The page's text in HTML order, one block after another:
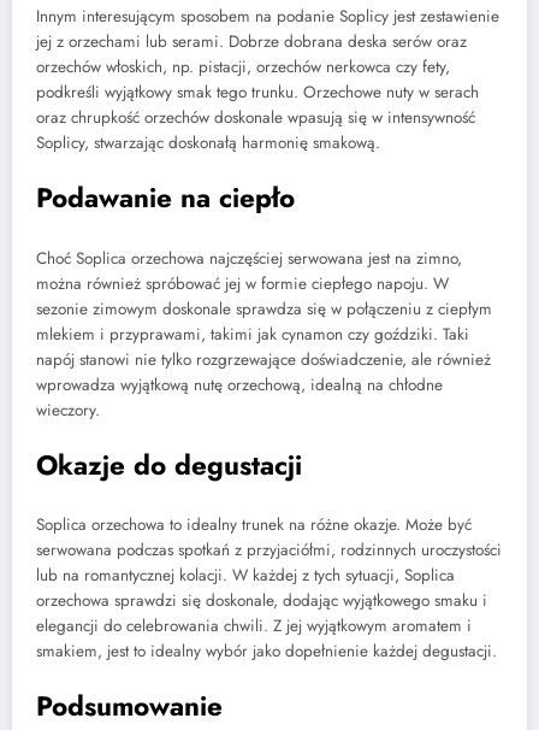
Innym interesującym sposobem na podanie Soplicy jest zestawienie
jej z orzechami lub serami. Dobrze dobrana deska serów oraz
orzechów włoskich, np. pistacji, orzechów nerkowca czy fety,
podkreśli wyjątkowy smak tego trunku. Orzechowe nuty w serach
oraz chrupkość orzechów doskonale wpasują się w intensywność
Soplicy, stwarzając doskonałą harmonię smakową.
Podawanie na ciepło
Choć Soplica orzechowa najczęściej serwowana jest na zimno,
można również spróbować jej w formie ciepłego napoju. W
sezonie zimowym doskonale sprawdza się w połączeniu z ciepłym
mlekiem i przyprawami, takimi jak cynamon czy goździki. Taki
napój stanowi nie tylko rozgrzewające doświadczenie, ale również
wprowadza wyjątkową nutę orzechową, idealną na chłodne
wieczory.
Okazje do degustacji
Soplica orzechowa to idealny trunek na różne okazje. Może być
serwowana podczas spotkań z przyjaciółmi, rodzinnych uroczystości
lub na romantycznej kolacji. W każdej z tych sytuacji, Soplica
orzechowa sprawdzi się doskonale, dodając wyjątkowego smaku i
elegancji do celebrowania chwili. Z jej wyjątkowym aromatem i
smakiem, jest to idealny wybór jako dopełnienie każdej degustacji.
Podsumowanie